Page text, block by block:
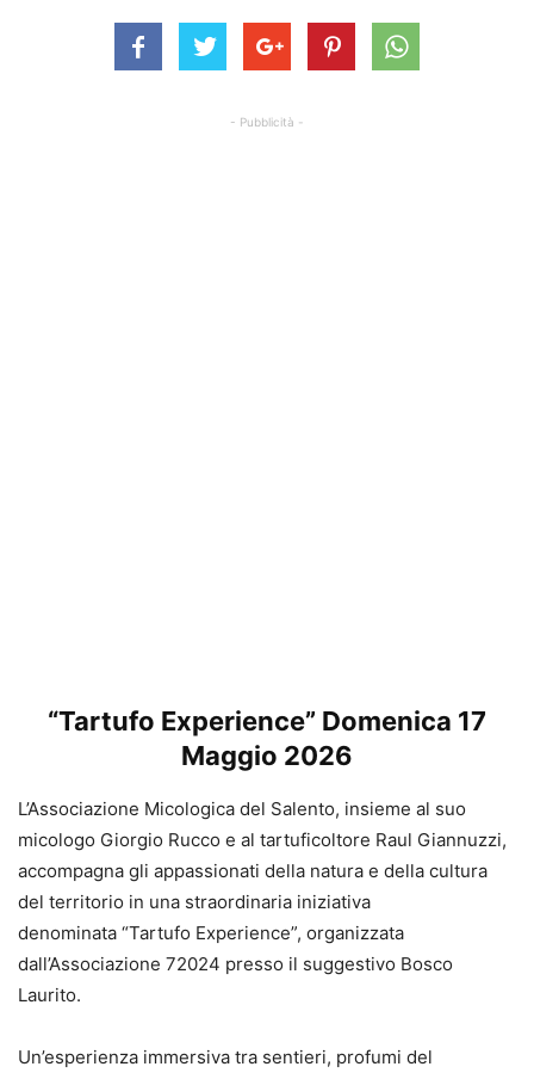
- Pubblicità -
“Tartufo Experience” Domenica 17
Maggio 2026
L’Associazione Micologica del Salento, insieme al suo
micologo Giorgio Rucco e al tartuficoltore Raul Giannuzzi,
accompagna gli appassionati della natura e della cultura
del territorio in una straordinaria iniziativa
denominata “Tartufo Experience”, organizzata
dall’Associazione 72024 presso il suggestivo Bosco
Laurito.
Un’esperienza immersiva tra sentieri, profumi del